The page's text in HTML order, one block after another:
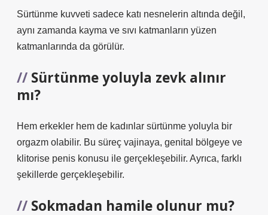
Sürtünme kuvveti sadece katı nesnelerin altında değil,
aynı zamanda kayma ve sıvı katmanların yüzen
katmanlarında da görülür.
Sürtünme yoluyla zevk alınır
mı?
Hem erkekler hem de kadınlar sürtünme yoluyla bir
orgazm olabilir. Bu süreç vajinaya, genital bölgeye ve
klitorise penis konusu ile gerçekleşebilir. Ayrıca, farklı
şekillerde gerçekleşebilir.
Sokmadan hamile olunur mu?